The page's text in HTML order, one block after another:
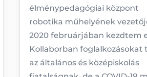
élménypedagógiai központ
robotika műhelyének
2020 februárjában kezdtem
Kollaborban foglalkozásokat
az általános és középiskolás